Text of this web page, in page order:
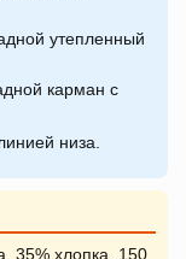
утепленный
карман с
низа.
35% хлопка, 150